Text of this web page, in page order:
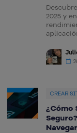
2025 y
CREAR
¿Cómo